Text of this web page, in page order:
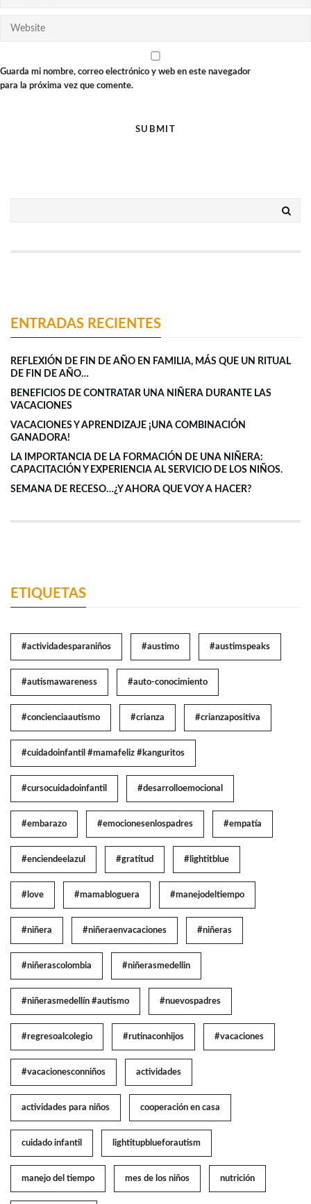
Guarda mi nombre, correo electrónico y web en este navegador
para la próxima vez que comente.
ENTRADAS RECIENTES
REFLEXIÓN DE FIN DE AÑO EN FAMILIA, MÁS QUE UN RITUAL
DE FIN DE AÑO…
BENEFICIOS DE CONTRATAR UNA NIÑERA DURANTE LAS
VACACIONES
VACACIONES Y APRENDIZAJE ¡UNA COMBINACIÓN
GANADORA!
LA IMPORTANCIA DE LA FORMACIÓN DE UNA NIÑERA:
CAPACITACIÓN Y EXPERIENCIA AL SERVICIO DE LOS NIÑOS.
SEMANA DE RECESO…¿Y AHORA QUE VOY A HACER?
ETIQUETAS
#actividadesparaniños #austimo #austimspeaks
#autismawareness #auto-conocimiento
#concienciaautismo #crianza #crianzapositiva
#cuidadoinfantil #mamafeliz #kanguritos
#cursocuidadoinfantil #desarrolloemocional
#embarazo #emocionesenlospadres #empatía
#enciendeelazul #gratitud #lightitblue
#love #mamabloguera #manejodeltiempo
#niñera #niñeraenvacaciones #niñeras
#niñerascolombia #niñerasmedellin
#niñerasmedellín #autismo #nuevospadres
#regresoalcolegio #rutinaconhijos #vacaciones
#vacacionesconniños actividades
actividades para niños cooperación en casa
cuidado infantil lightitupblueforautism
manejo del tiempo mes de los niños nutrición